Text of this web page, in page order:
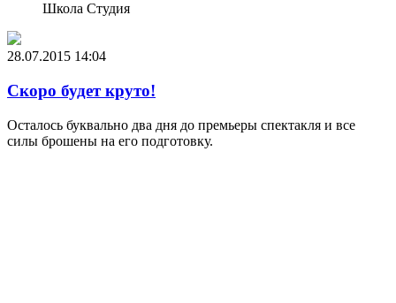
Школа Студия
28.07.2015 14:04
Скоро будет круто!
Осталось буквально два дня до премьеры спектакля и все
силы брошены на его подготовку.